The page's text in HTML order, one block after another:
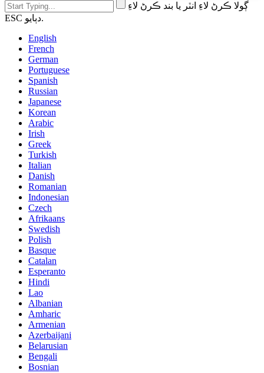
ڳولا ڪرڻ لاءِ انٽر يا بند ڪرڻ لاءِ
ESC دٻايو.
English
French
German
Portuguese
Spanish
Russian
Japanese
Korean
Arabic
Irish
Greek
Turkish
Italian
Danish
Romanian
Indonesian
Czech
Afrikaans
Swedish
Polish
Basque
Catalan
Esperanto
Hindi
Lao
Albanian
Amharic
Armenian
Azerbaijani
Belarusian
Bengali
Bosnian